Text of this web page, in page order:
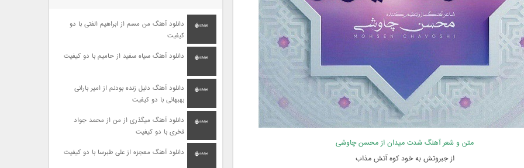
متن و شعر آهنگ شدت میدان از محسن چاوشی
از جبروتش به خود کوه آتش مذاب
دانلود آهنگ من مسم از ابراهیم الفتی با دو
کیفیت
دانلود آهنگ سیاه سفید از حامیم با دو کیفیت
دانلود آهنگ دلیل زنده بودنم از امیر بارانی
بهبهانی با دو کیفیت
دانلود آهنگ میگذری از من از محمد جواد
فخری با دو کیفیت
دانلود آهنگ معجزه از علی طبرسا با دو کیفیت